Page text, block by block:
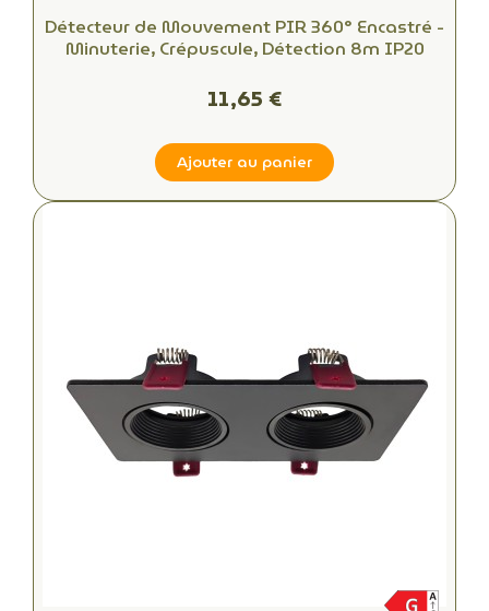
Détecteur de Mouvement PIR 360° Encastré -
Minuterie, Crépuscule, Détection 8m IP20
11,65 €
Ajouter au panier